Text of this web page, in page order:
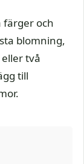
färger och
blomning,
två
till